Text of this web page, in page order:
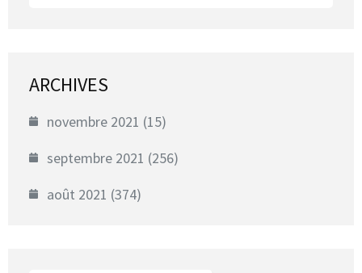
ARCHIVES
novembre 2021 (15)
septembre 2021 (256)
août 2021 (374)